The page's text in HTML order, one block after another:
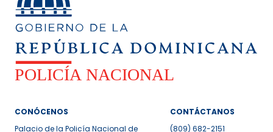
CONÓCENOS
Palacio de la Policía Nacional de
CONTÁCTANOS
(809) 682-2151